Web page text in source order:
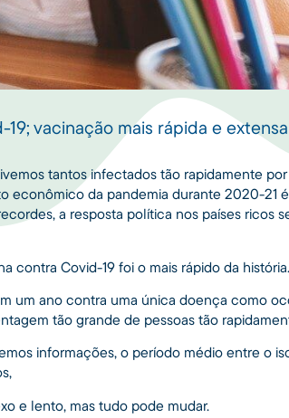
vacinação mais rápida e
tantos infectados tão rapidamente
econômico da pandemia durante 2020-21
a resposta política nos países ricos
contra Covid-19 foi o mais rápido da história.
um ano contra uma única doença como
tão grande de pessoas tão
informações, o período médio entre o
e lento, mas tudo pode mudar.